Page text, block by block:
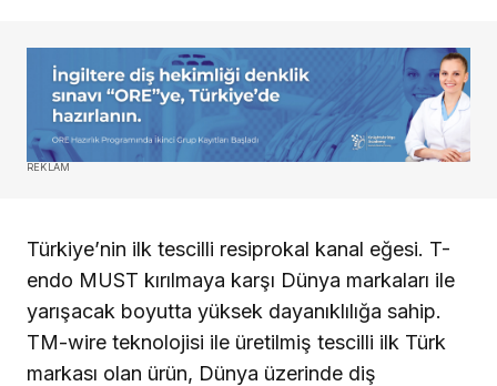
REKLAM
Türkiye’nin ilk tescilli resiprokal kanal eğesi. T-
endo MUST kırılmaya karşı Dünya markaları ile
yarışacak boyutta yüksek dayanıklılığa sahip.
TM-wire teknolojisi ile üretilmiş tescilli ilk Türk
markası olan ürün, Dünya üzerinde diş